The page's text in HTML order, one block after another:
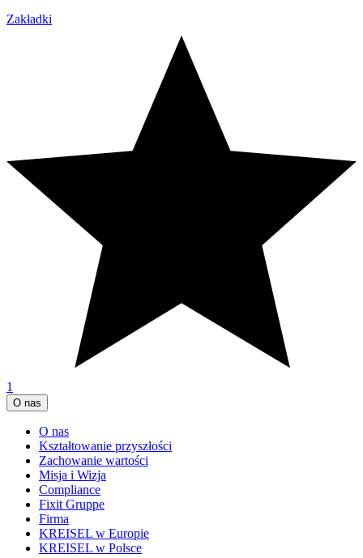
Zakładki
1
O nas
O nas
Kształtowanie przyszłości
Zachowanie wartości
Misja i Wizja
Compliance
Fixit Gruppe
Firma
KREISEL w Europie
KREISEL w Polsce